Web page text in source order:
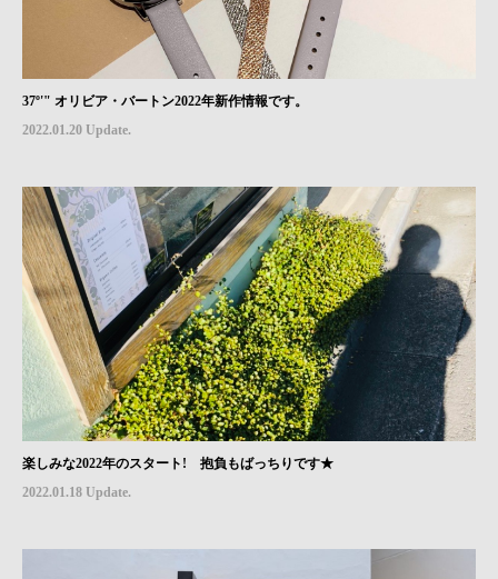
37º'" オリビア・バートン2022年新作情報です。
2022.01.20 Update.
楽しみな2022年のスタート! 抱負もばっちりです★
2022.01.18 Update.